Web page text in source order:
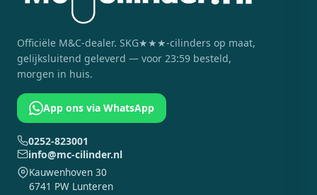
Officiële M&C-dealer. SKG★★★-cilinders op maat,
gelijksluitend geleverd — voor 23:59 besteld,
morgen in huis.
App ons via WhatsApp
0252-823001
info@mc-cilinder.nl
Kauwenhoven 30
6741 PW Lunteren